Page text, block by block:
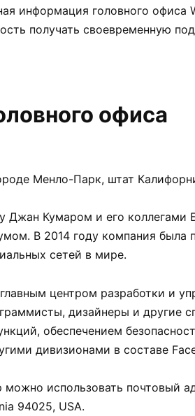
информация головного офиса
получать своевременную
офиса
Менло-Парк, штат
Джан Кумаром и его коллегами
В 2014 году компания была
сетей в мире.
центром разработки и
дизайнеры и другие
обеспечением
дивизионами в составе
использовать почтовый
94025, USA.